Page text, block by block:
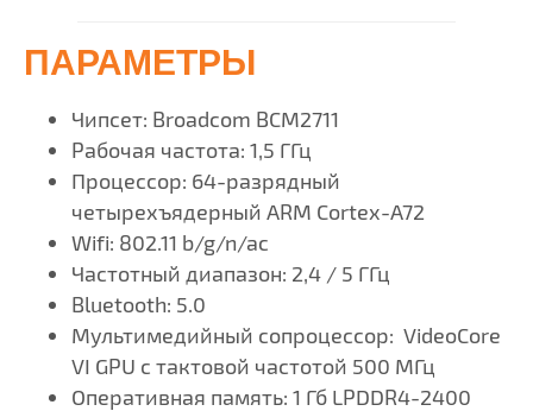
ПАРАМЕТРЫ
Чипсет: Broadcom BCM2711
Рабочая частота: 1,5 ГГц
Процессор: 64-разрядный
четырехъядерный ARM Cortex-A72
Wifi: 802.11 b/g/n/ac
Частотный диапазон: 2,4 / 5 ГГц
Bluetooth: 5.0
Мультимедийный сопроцессор: VideoCore
VI GPU с тактовой частотой 500 МГц
Оперативная память: 1 Гб LPDDR4-2400